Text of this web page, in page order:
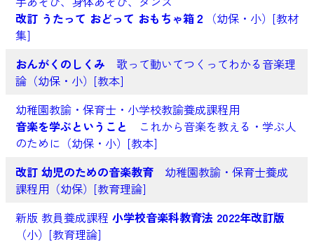
改訂 うたって おどって おもちゃ箱２ （幼保・小）[教材
集]
おんがくのしくみ 歌って動いてつくってわかる音楽理
論（幼保・小）[教本]
幼稚園教諭・保育士・小学校教諭養成課程用
音楽を学ぶということ
これから音楽を教える・学ぶ人
のために（幼保・小）[教本]
改訂 幼児のための音楽教育幼稚園教諭・保育士養成
課程用（幼保）[教育理論]
新版 教員養成課程 小学校音楽科教育法 2022年改訂版
（小）[教育理論]